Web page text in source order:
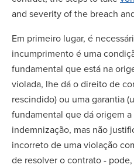
and severity of the breach
Em primeiro lugar, é
incumprimento é uma
fundamental que está na
violada, lhe dá o direito de
rescindido) ou uma garantia
fundamental que dá origem
indemnização, mas não
incorreto de uma violação
de resolver o contrato -